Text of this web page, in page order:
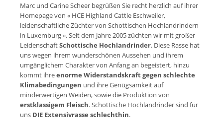
Marc und Carine Scheer begrüßen Sie recht herzlich auf ihrer
Homepage von « HCE Highland Cattle Eschweiler,
leidenschaftliche Züchter von Schottischen Hochlandrindern
in Luxemburg». Seit dem Jahre 2005 züchten wir mit großer
LeidenschaftSchottische Hochlandrinder. Diese Rasse hat
uns wegen ihrem wunderschönen Aussehen und ihrem
umgänglichem Charakter von Anfang an begeistert, hinzu
kommt ihreenorme Widerstandskraft gegen schlechte
Klimabedingungen und ihre Genügsamkeit auf
minderwertigen Weiden, sowie die Produktion von
erstklassigem Fleisch. Schottische Hochlandrinder sind für
uns DIE Extensivrasse schlechthin.